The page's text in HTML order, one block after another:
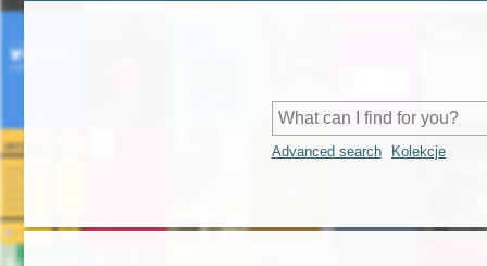
Advanced search Kolekcje